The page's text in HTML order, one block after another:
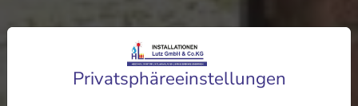
Privatsphäre­einstellungen